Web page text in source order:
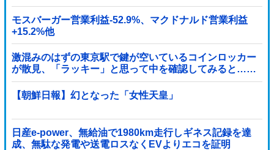
モスバーガー営業利益-52.9%、マクドナルド営業利益
+15.2%他
激混みのはずの東京駅で鍵が空いているコインロッカー
が散見、「ラッキー」と思って中を確認してみると……
【朝鮮日報】幻となった「女性天皇」
日産e-power、無給油で1980km走行しギネス記録を達
成、無駄な発電や送電ロスなくEVよりエコを証明